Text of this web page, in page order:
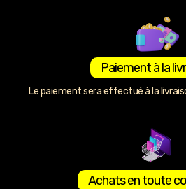
Paiement à la
Le paiement sera effectué à la
Achats en toute